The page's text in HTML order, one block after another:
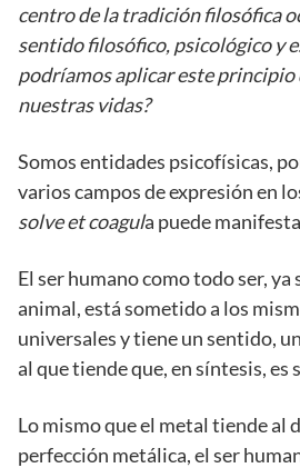
centro de la tradición filosófica
sentido filosófico, psicológico y
podríamos aplicar este principio
nuestras vidas?
Somos entidades psicofísicas,
varios campos de expresión en
solve et coagula puede
El ser humano como todo ser,
animal, está sometido a los
universales y tiene un sentido,
al que tiende que, en síntesis, es
Lo mismo que el metal tiende al
perfección metálica, el ser